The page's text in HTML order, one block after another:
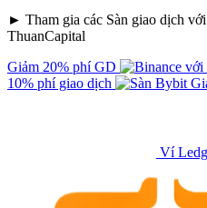
► Tham gia các Sàn giao dịch
ThuanCapital
Giảm 20% phí GD
10% phí giao dịch
Ví